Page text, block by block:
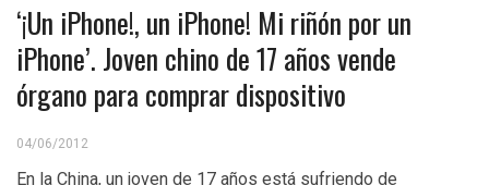
‘¡Un iPhone!, un iPhone! Mi riñón por un
iPhone’. Joven chino de 17 años vende
órgano para comprar dispositivo
04/06/2012
En la China, un joven de 17 años está sufriendo de